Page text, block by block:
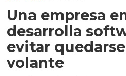
Una empresa
desarrolla
evitar
volante